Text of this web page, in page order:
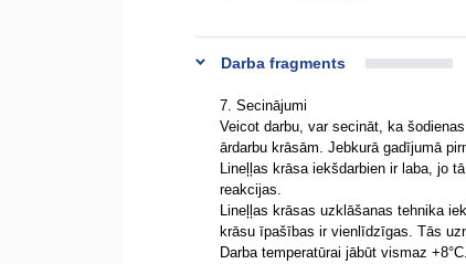
Darba fragments
7. Secinājumi
Veicot darbu, var secināt, ka
ārdarbu krāsām. Jebkurā gadījumā
Lineļļas krāsa iekšdarbien ir laba, jo
reakcijas.
Lineļļas krāsas uzklāšanas tehnika
krāsu īpašības ir vienlīdzīgas. Tās
Darba temperatūrai jābūt vismaz +8°C.